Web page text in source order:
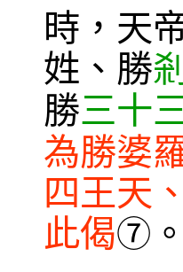
時，天
姓、勝
勝三十
為勝婆
四王天
此偈⑦ 。